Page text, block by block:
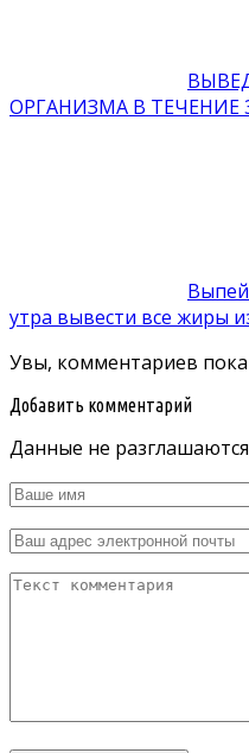
ОРГАНИЗМА В ТЕЧЕНИЕ
утра вывecти вce жиры
Увы, комментариев
Добавить комментарий
Данные не разглашаются